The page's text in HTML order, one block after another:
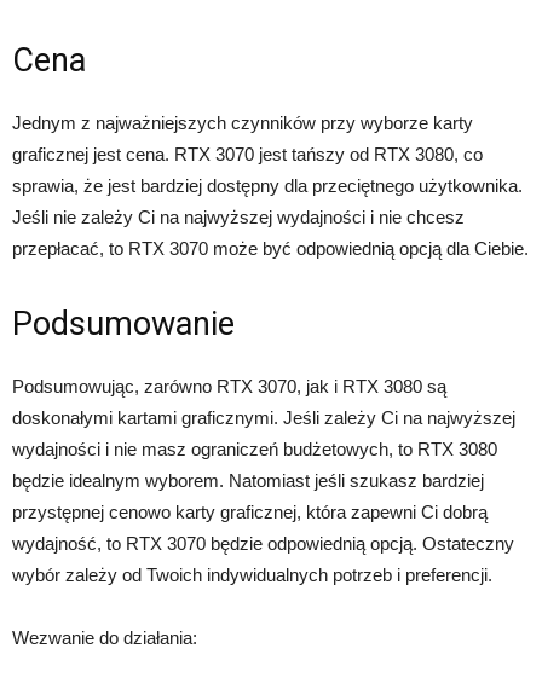
Cena
Jednym z najważniejszych czynników przy wyborze karty
graficznej jest cena. RTX 3070 jest tańszy od RTX 3080, co
sprawia, że jest bardziej dostępny dla przeciętnego użytkownika.
Jeśli nie zależy Ci na najwyższej wydajności i nie chcesz
przepłacać, to RTX 3070 może być odpowiednią opcją dla Ciebie.
Podsumowanie
Podsumowując, zarówno RTX 3070, jak i RTX 3080 są
doskonałymi kartami graficznymi. Jeśli zależy Ci na najwyższej
wydajności i nie masz ograniczeń budżetowych, to RTX 3080
będzie idealnym wyborem. Natomiast jeśli szukasz bardziej
przystępnej cenowo karty graficznej, która zapewni Ci dobrą
wydajność, to RTX 3070 będzie odpowiednią opcją. Ostateczny
wybór zależy od Twoich indywidualnych potrzeb i preferencji.
Wezwanie do działania: